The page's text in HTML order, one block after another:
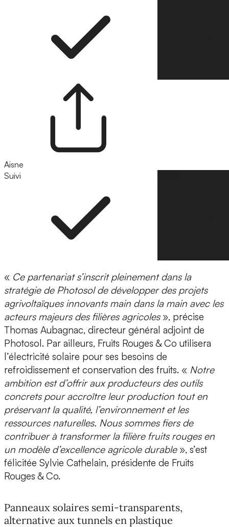
Aisne
Suivi
« Ce partenariat s’inscrit pleinement dans la
stratégie de Photosol de développer des projets
agrivoltaïques innovants main dans la main avec les
acteurs majeurs des filières agricoles», précise
Thomas Aubagnac, directeur général adjoint de
Photosol. Par ailleurs, Fruits Rouges & Co utilisera
l’électricité solaire pour ses besoins de
refroidissement et conservation des fruits. « Notre
ambition est d’offrir aux producteurs des outils
concrets pour accroître leur production tout en
préservant la qualité, l’environnement et les
ressources naturelles. Nous sommes fiers de
contribuer à transformer la filière fruits rouges en
un modèle d’excellence agricole durable», s’est
félicitée Sylvie Cathelain, présidente de Fruits
Rouges & Co.
Panneaux solaires semi-transparents,
alternative aux tunnels en plastique